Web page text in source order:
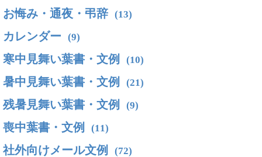
お悔み・通夜・弔辞 (13)
カレンダー (9)
寒中見舞い葉書・文例 (10)
暑中見舞い葉書・文例 (21)
残暑見舞い葉書・文例 (9)
喪中葉書・文例 (11)
社外向けメール文例 (72)